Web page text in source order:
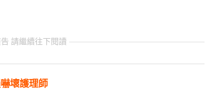
請繼續往下閱讀
壞護理師